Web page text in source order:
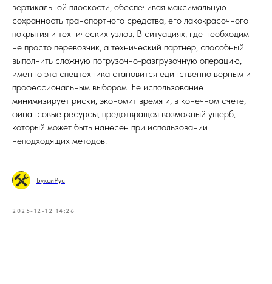
вертикальной плоскости, обеспечивая максимальную
сохранность транспортного средства, его лакокрасочного
покрытия и технических узлов. В ситуациях, где необходим
не просто перевозчик, а технический партнер, способный
выполнить сложную погрузочно-разгрузочную операцию,
именно эта спецтехника становится единственно верным и
профессиональным выбором. Ее использование
минимизирует риски, экономит время и, в конечном счете,
финансовые ресурсы, предотвращая возможный ущерб,
который может быть нанесен при использовании
неподходящих методов.
БуксиРус
2025-12-12 14:26